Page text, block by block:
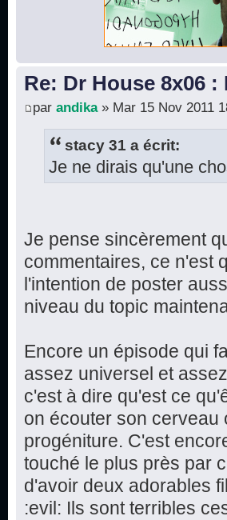
Re: Dr House 8x06 :
par andika» Mar 15 Nov 2011
stacy 31 a écrit:
Je ne dirais qu'une
Je pense sincèrement
commentaires, ce n'est
l'intention de poster
niveau du topic
Encore un épisode qui
assez universel et
c'est à dire qu'est ce
on écouter son cerveau
progéniture. C'est
touché le plus près par
d'avoir deux adorables
:evil: Ils sont terribles